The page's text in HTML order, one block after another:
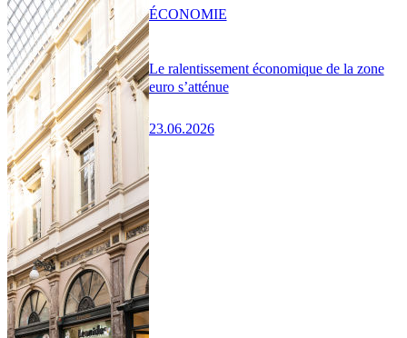
Le ralentissement économique de la zone
euro s’atténue
23.06.2026
ÉCONOMIE